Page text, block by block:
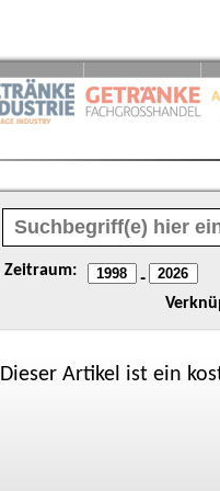
Zeitraum: -
Dieser Artikel ist ein